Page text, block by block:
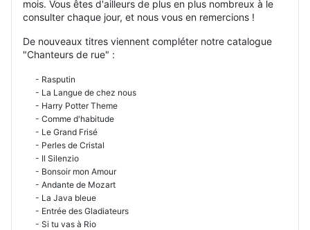
mois. Vous êtes d'ailleurs de plus en plus nombreux à le
consulter chaque jour, et nous vous en remercions !
De nouveaux titres viennent compléter notre catalogue
"Chanteurs de rue" :
- Rasputin
- La Langue de chez nous
- Harry Potter Theme
- Comme d'habitude
- Le Grand Frisé
- Perles de Cristal
- Il Silenzio
- Bonsoir mon Amour
- Andante de Mozart
- La Java bleue
- Entrée des Gladiateurs
- Si tu vas à Rio